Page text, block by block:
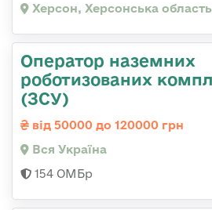
Херсон, Херсонська область
Оператор наземних
роботизованих
(ЗСУ)
від 50000 до 120000 грн
Вся Україна
154 ОМБр